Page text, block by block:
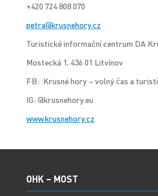
+420 724 808 070
petra@krusnehory.cz
Turistické informační centrum DA
Mostecká 1, 436 01 Litvínov
FB: Krusné hory – volný čas a
IG: @krusnehory.eu
www.krusnehory.cz
OHK – MOST